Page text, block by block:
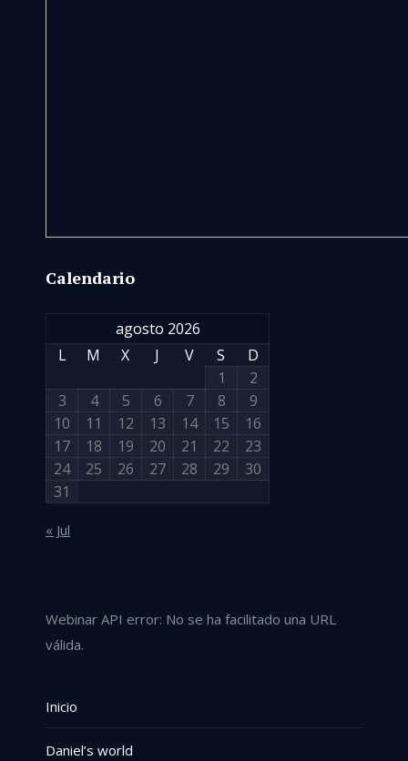
Calendario
agosto 2026
L
M X J V S
D
1
2
3
4 5 6 7 8
9
10
11 12 13 14 15
16
17
18 19 20 21 22
23
24
25 26 27 28 29
30
31
« Jul
Webinar API error: No se ha facilitado una URL
válida.
Inicio
Daniel’s world